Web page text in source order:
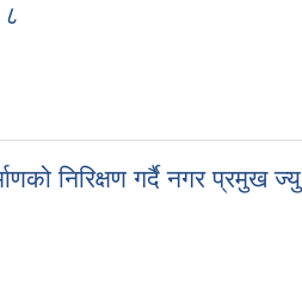
८
निरिक्षण गर्दै नगर प्रमुख ज्यु